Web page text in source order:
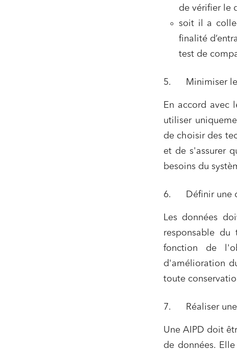
de vérifier le
soit il a
finalité
test de
5. Minimiser
En accord avec
utiliser
de choisir des
et de s'assurer
besoins du
6. Définir une
Les données
responsable
fonction de
d'amélioration
toute
7. Réaliser une
Une AIPD doit
de données.